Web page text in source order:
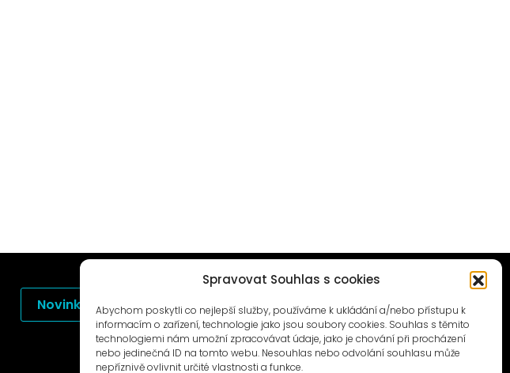
Spravovat Souhlas s cookies
Abychom poskytli co nejlepší služby, používáme k ukládání a/nebo přístupu k
informacím o zařízení, technologie jako jsou soubory cookies. Souhlas s těmito
technologiemi nám umožní zpracovávat údaje, jako je chování při procházení
nebo jedinečná ID na tomto webu. Nesouhlas nebo odvolání souhlasu může
nepříznivě ovlivnit určité vlastnosti a funkce.
Novinky na e-mail
© 1996–2025
Čtyři dny, z.s. / Four Days association